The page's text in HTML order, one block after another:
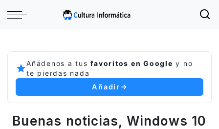
Añádenos a tusfavoritos en Google y no
te pierdas nada
Añadir
Buenas noticias, Windows 10